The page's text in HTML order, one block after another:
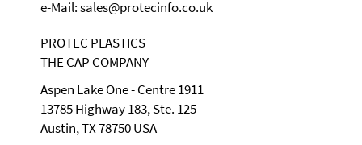
e-Mail: sales@protecinfo.co.uk
PROTEC PLASTICS
THE CAP COMPANY
Aspen Lake One - Centre 1911
13785 Highway 183, Ste. 125
Austin, TX 78750 USA